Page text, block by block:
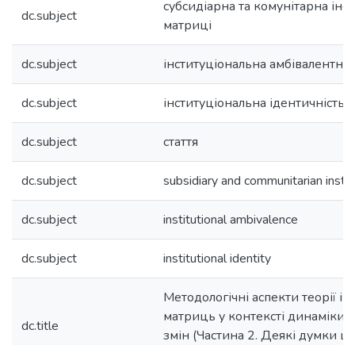
dc.subject
субсидіарна та комунітарна
матриці
dc.subject інституціональна
dc.subject інституціональна ідентичність
dc.subject стаття
dc.subject subsidiary and communitarian
dc.subject institutional ambivalence
dc.subject institutional identity
dc.title
Методологічні аспекти теорії
матриць у контексті динаміки
змін (Частина 2. Деякі думки